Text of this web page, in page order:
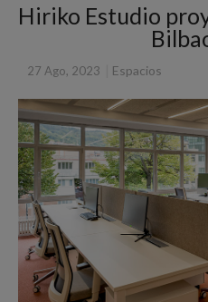
Hiriko Estudio
27 Ago, 2023 Espacios